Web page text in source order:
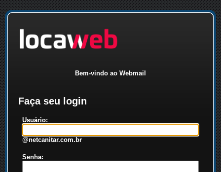
Bem-vindo ao Webmail
Faça seu login
Usuário:
@netcanitar.com.br
Senha: